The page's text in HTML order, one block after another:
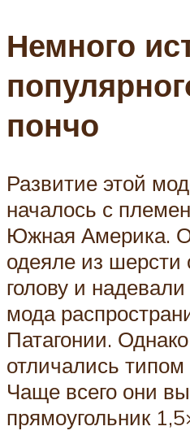
Немного
пончо
Развитие этой
началось с
Южная Америка.
одеяле из шерсти
голову и
мода
Патагонии.
отличались
Чаще всего они
прямоугольник